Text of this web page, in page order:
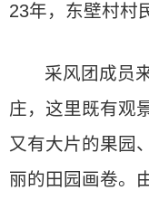
23年，东壁村村
采风团成员
庄，这里既有观
又有大片的果园
丽的田园画卷。